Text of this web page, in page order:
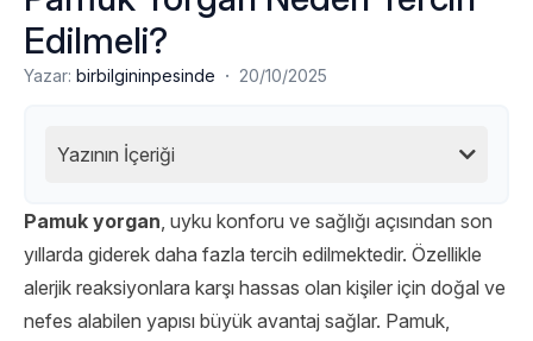
Edilmeli?
Yazar: birbilgininpesinde · 20/10/2025
Yazının İçeriği
Pamuk yorgan, uyku konforu ve sağlığı açısından son
yıllarda giderek daha fazla tercih edilmektedir. Özellikle
alerjik reaksiyonlara karşı hassas olan kişiler için doğal ve
nefes alabilen yapısı büyük avantaj sağlar. Pamuk,